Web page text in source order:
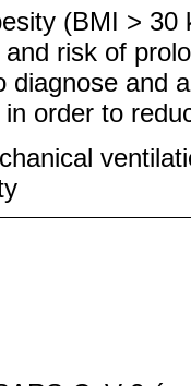
(BMI > 30
risk of
diagnose and
order to